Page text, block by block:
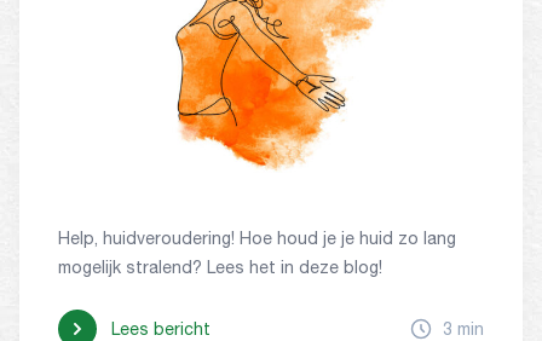
Help, huidveroudering! Hoe houd je je huid zo lang
mogelijk stralend? Lees het in deze blog!
Lees bericht 3 min